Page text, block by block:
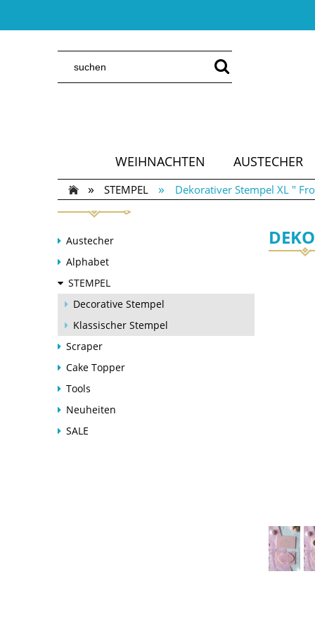
WEIHNACHTEN
AUSTECHER
»
STEMPEL » Dekorativer Stempel XL "
Austecher
Alphabet
STEMPEL
Decorative Stempel
Klassischer Stempel
Scraper
Cake Topper
Tools
Neuheiten
SALE